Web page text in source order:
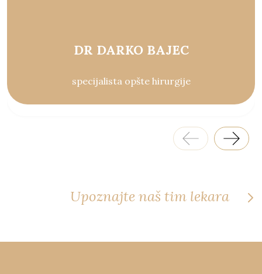
DR DARKO BAJEC
specijalista opšte hirurgije
Upoznajte naš tim lekara